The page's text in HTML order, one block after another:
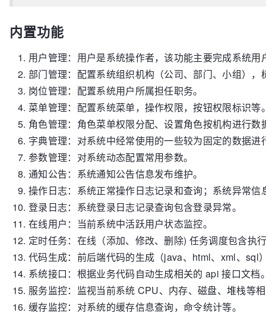
内置功能
用户管理：用户是系统操作者，该功能主要完成系统用
部门管理：配置系统组织机构（公司、部门、小组）
岗位管理：配置系统用户所属担任职务。
菜单管理：配置系统菜单，操作权限，按钮权限标识等
角色管理：角色菜单权限分配、设置角色按机构进行数
字典管理：对系统中经常使用的一些较为固定的数据进
参数管理：对系统动态配置常用参数。
通知公告：系统通知公告信息发布维护。
操作日志：系统正常操作日志记录和查询；系统异常信
登录日志：系统登录日志记录查询包含登录异常。
在线用户：当前系统中活跃用户状态监控。
定时任务：在线（添加、修改、删除) 任务调度包含执
代码生成：前后端代码的生成（java、html、xml、sql
系统接口：根据业务代码自动生成相关的 api 接口文档
服务监控：监视当前系统 CPU、内存、磁盘、堆栈等
缓存监控：对系统的缓存信息查询，命令统计等。